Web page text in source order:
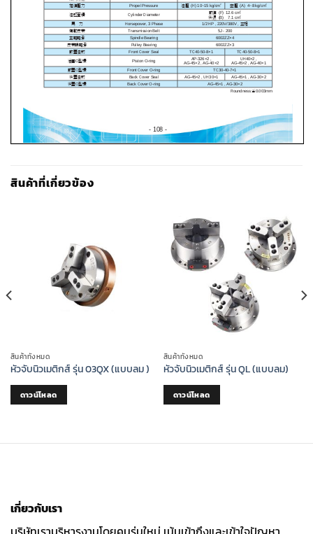
สินค้าที่เกี่ยวข้อง
สินค้าทั้งหมด
หัวจับนิวเมติกส์ รุ่น 03QX (แบบลม )
ดาวน์โหลด
สินค้าทั้งหมด
หัวจับนิวเมติกส์ รุ่น QL (แบบลม)
ดาวน์โหลด
เกี่ยวกับเรา